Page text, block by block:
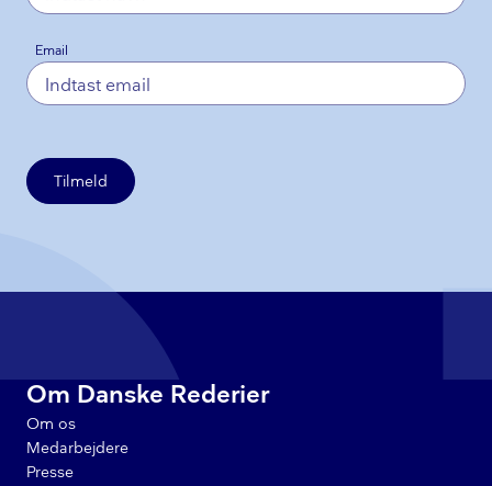
Email
Tilmeld
Om Danske Rederier
Om os
Medarbejdere
Presse